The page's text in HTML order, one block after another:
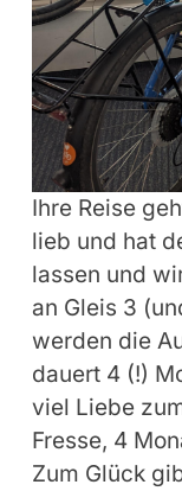
Ihre Reise
lieb und hat
lassen und
an Gleis 3
werden die
dauert 4 (!)
viel Liebe
Fresse, 4
Zum Glück